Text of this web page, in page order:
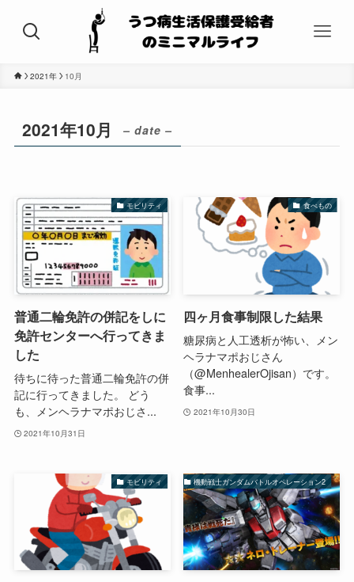
2021年 10月
2021年10月 – date –
モビリティ
普通二輪免許の併記をしに
免許センターへ行ってきま
した
待ちに待った普通二輪免許の併
記に行ってきました。 どう
も、メンヘラナマポおじさ...
2021年10月31日
食べもの
四ヶ月食事制限した結果
糖尿病と人工透析が怖い、メン
ヘラナマポおじさん
（@MenhealerOjisan）です。
食事...
2021年10月30日
モビリティ 機動戦士ガンダムバトルオペレーション2